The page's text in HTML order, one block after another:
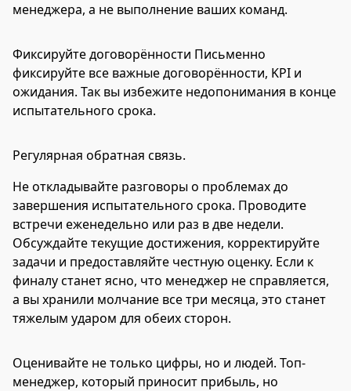
менеджера, а не выполнение ваших команд.
Фиксируйте договорённости Письменно
фиксируйте все важные договорённости, KPI и
ожидания. Так вы избежите недопонимания в конце
испытательного срока.
Регулярная обратная связь.
Не откладывайте разговоры о проблемах до
завершения испытательного срока. Проводите
встречи еженедельно или раз в две недели.
Обсуждайте текущие достижения, корректируйте
задачи и предоставляйте честную оценку. Если к
финалу станет ясно, что менеджер не справляется,
а вы хранили молчание все три месяца, это станет
тяжелым ударом для обеих сторон.
Оценивайте не только цифры, но и людей. Топ-
менеджер, который приносит прибыль, но